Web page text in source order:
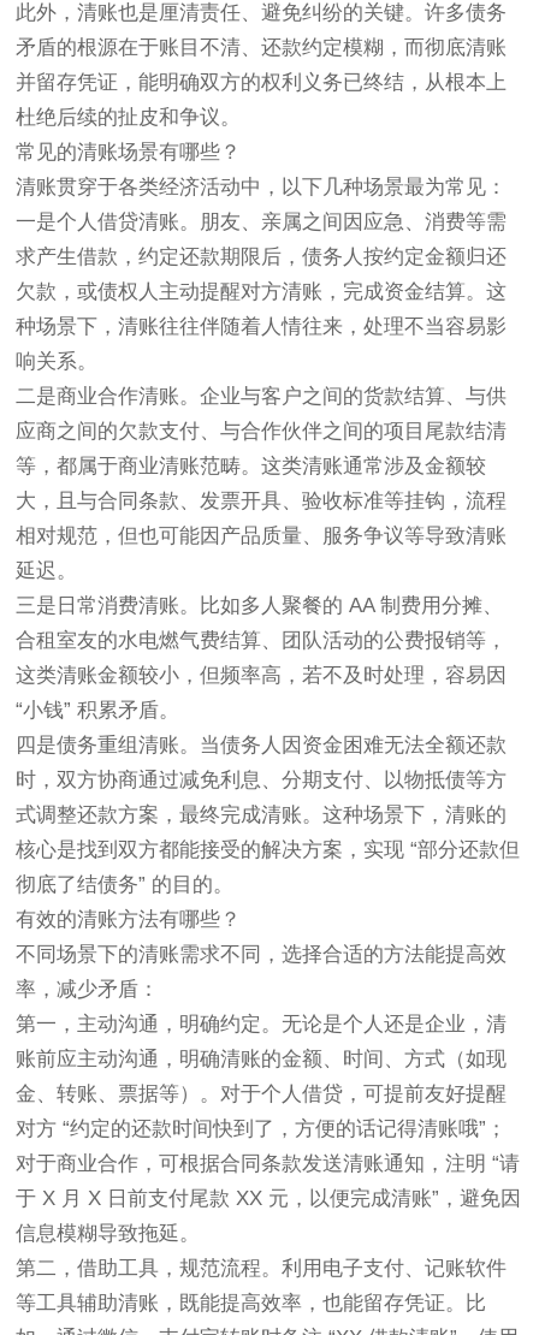
此外，清账也是厘清责任、避免纠纷的关键。许多债务
矛盾的根源在于账目不清、还款约定模糊，而彻底清账
并留存凭证，能明确双方的权利义务已终结，从根本上
杜绝后续的扯皮和争议。
常见的清账场景有哪些？
清账贯穿于各类经济活动中，以下几种场景最为常见：
一是个人借贷清账。朋友、亲属之间因应急、消费等需
求产生借款，约定还款期限后，债务人按约定金额归还
欠款，或债权人主动提醒对方清账，完成资金结算。这
种场景下，清账往往伴随着人情往来，处理不当容易影
响关系。
二是商业合作清账。企业与客户之间的货款结算、与供
应商之间的欠款支付、与合作伙伴之间的项目尾款结清
等，都属于商业清账范畴。这类清账通常涉及金额较
大，且与合同条款、发票开具、验收标准等挂钩，流程
相对规范，但也可能因产品质量、服务争议等导致清账
延迟。
三是日常消费清账。比如多人聚餐的 AA 制费用分摊、
合租室友的水电燃气费结算、团队活动的公费报销等，
这类清账金额较小，但频率高，若不及时处理，容易因
“小钱” 积累矛盾。
四是债务重组清账。当债务人因资金困难无法全额还款
时，双方协商通过减免利息、分期支付、以物抵债等方
式调整还款方案，最终完成清账。这种场景下，清账的
核心是找到双方都能接受的解决方案，实现 “部分还款但
彻底了结债务” 的目的。
有效的清账方法有哪些？
不同场景下的清账需求不同，选择合适的方法能提高效
率，减少矛盾：
第一，主动沟通，明确约定。无论是个人还是企业，清
账前应主动沟通，明确清账的金额、时间、方式（如现
金、转账、票据等）。对于个人借贷，可提前友好提醒
对方 “约定的还款时间快到了，方便的话记得清账哦”；
对于商业合作，可根据合同条款发送清账通知，注明 “请
于 X 月 X 日前支付尾款 XX 元，以便完成清账”，避免因
信息模糊导致拖延。
第二，借助工具，规范流程。利用电子支付、记账软件
等工具辅助清账，既能提高效率，也能留存凭证。比